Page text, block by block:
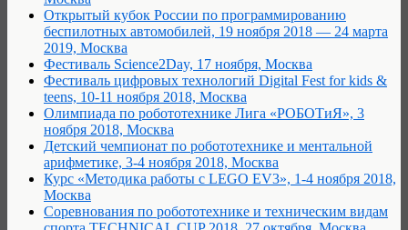
Открытый кубок России по программированию
беспилотных автомобилей, 19 ноября 2018 — 24 марта
2019, Москва
Фестиваль Science2Day, 17 ноября, Москва
Фестиваль цифровых технологий Digital Fest for kids &
teens, 10-11 ноября 2018, Москва
Олимпиада по робототехнике Лига «РОБОТиЯ», 3
ноября 2018, Москва
Детский чемпионат по робототехнике и ментальной
арифметике, 3-4 ноября 2018, Москва
Курс «Методика работы с LEGO EV3», 1-4 ноября 2018,
Москва
Соревнования по робототехнике и техническим видам